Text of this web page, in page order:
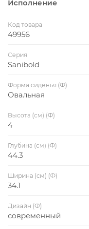
Исполнение
Код товара
49956
Серия
Sanibold
Форма сиденья (Ф)
Овальная
Высота (см) (Ф)
4
Глубина (см) (Ф)
44.3
Ширина (см) (Ф)
34.1
Дизайн (Ф)
современный